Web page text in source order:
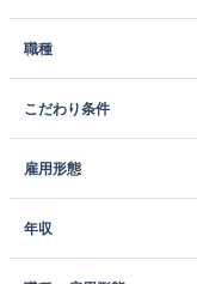
職種
こだわり条件
雇用形態
年収